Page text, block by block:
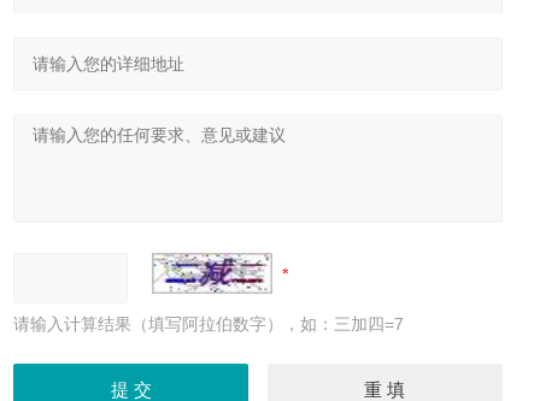
请输入计算结果（填写阿拉伯数字），如：三加四=7